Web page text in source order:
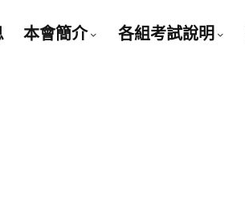
本會簡介 各組考試說明